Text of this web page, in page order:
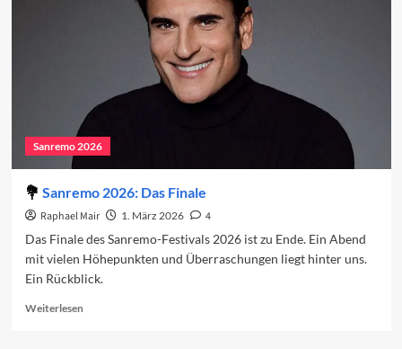
Sanremo 2026
Sanremo 2026: Das Finale
Raphael Mair 1. März 2026
4
Das Finale des Sanremo-Festivals 2026 ist zu Ende. Ein Abend
mit vielen Höhepunkten und Überraschungen liegt hinter uns.
Ein Rückblick.
WeiterlesenRead